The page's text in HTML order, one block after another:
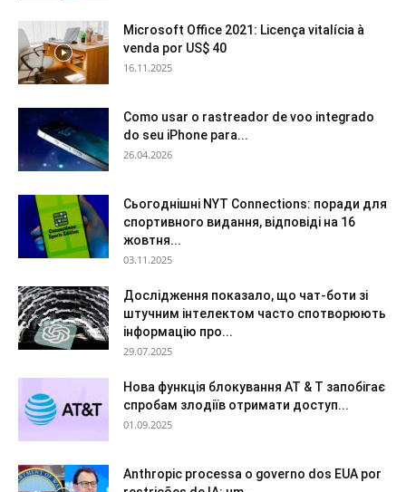
Microsoft Office 2021: Licença vitalícia à
venda por US$ 40
16.11.2025
Como usar o rastreador de voo integrado
do seu iPhone para...
26.04.2026
Сьогоднішні NYT Connections: поради для
спортивного видання, відповіді на 16
жовтня...
03.11.2025
Дослідження показало, що чат-боти зі
штучним інтелектом часто спотворюють
інформацію про...
29.07.2025
Нова функція блокування AT & T запобігає
спробам злодіїв отримати доступ...
01.09.2025
Anthropic processa o governo dos EUA por